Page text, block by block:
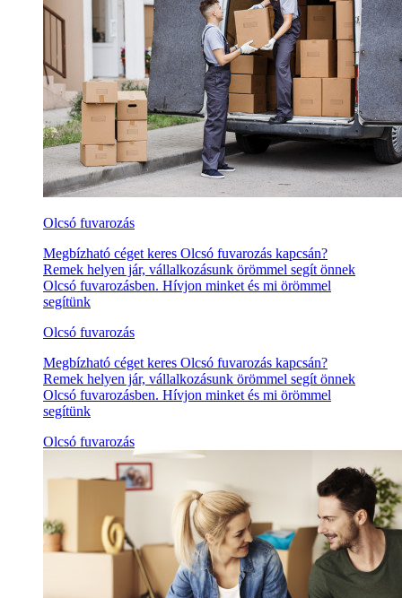
Olcsó fuvarozás
Megbízható céget keres Olcsó fuvarozás kapcsán?
Remek helyen jár, vállalkozásunk örömmel segít önnek
Olcsó fuvarozásben. Hívjon minket és mi örömmel
segítünk
Olcsó fuvarozás
Megbízható céget keres Olcsó fuvarozás kapcsán?
Remek helyen jár, vállalkozásunk örömmel segít önnek
Olcsó fuvarozásben. Hívjon minket és mi örömmel
segítünk
Olcsó fuvarozás